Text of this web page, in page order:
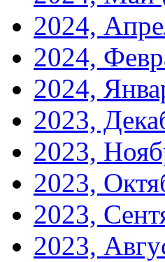
2024,
2024,
2024,
2023,
2023,
2023,
2023,
2023,